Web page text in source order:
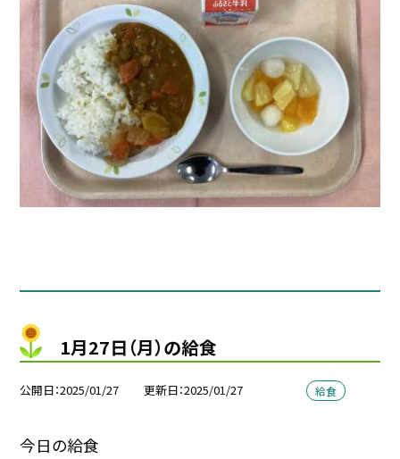
1月27日（月）の給食
公開日 2025/01/27 更新日 2025/01/27 給食
今日の給食